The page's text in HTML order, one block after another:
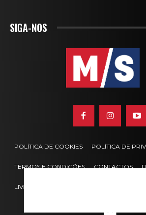
SIGA-NOS
POLÍTICA DE COOKIES POLÍTICA DE
TERMOS E CONDIÇÕES CONTACTOS
LIVRO DE RECLAMAÇÕES